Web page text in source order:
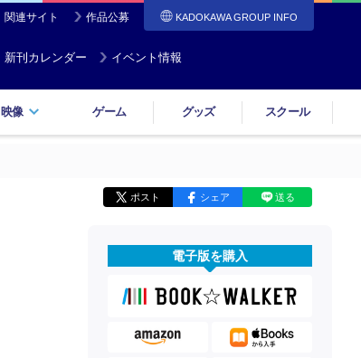
関連サイト 作品公募 KADOKAWA GROUP INFO
新刊カレンダー イベント情報
映像 ゲーム グッズ スクール
ポスト シェア 送る
電子版を購入